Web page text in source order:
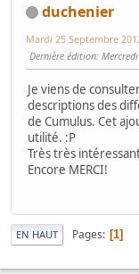
duchenier
Mardi 25 Septembre
Dernière édition:
Je viens de
descriptions des
de Cumulus. Cet
utilité. :P
Très très
Encore MERCI!
EN HAUT Pages 1